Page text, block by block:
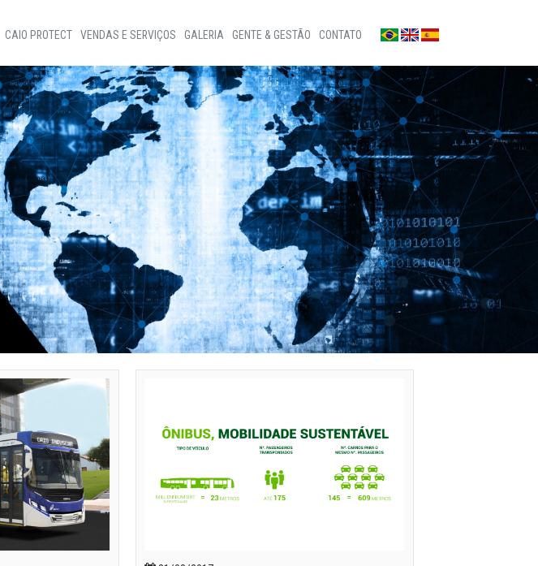
CAIO PROTECT
VENDAS E SERVIÇOS
Vendas de Peças
Assistência Técnica
GALERIA
Notícias
Vídeos
GENTE & GESTÃO
CONTATO
Sala de imprensa
Ouvidoria
Privacidade
Canal de denúncias
Patrocínios